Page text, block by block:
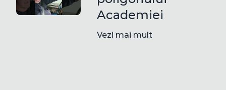
Academiei
Vezi mai mult